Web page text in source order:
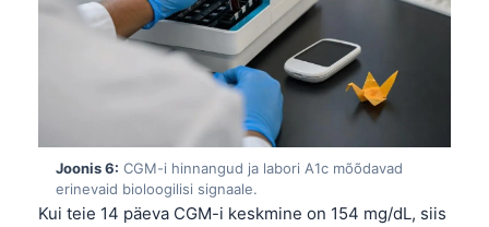
Joonis 6: CGM-i hinnangud ja labori A1c mõõdavad
erinevaid bioloogilisi signaale.
Kui teie 14 päeva CGM-i keskmine on 154 mg/dL, siis
Slovenčina
සිංහල